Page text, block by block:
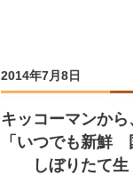
2014年7月8日
キッコーマンか
「いつでも新鮮
しぼりたて生